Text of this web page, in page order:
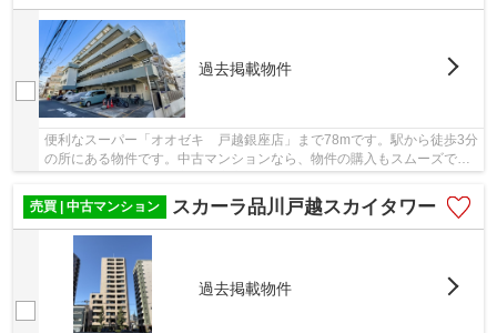
過去掲載物件
便利なスーパー「オオゼキ 戸越銀座店」まで78mです。駅から徒歩3分
の所にある物件です。中古マンションなら、物件の購入もスムーズで
売買 | 中古マンション
スカーラ品川戸越スカイタワー
過去掲載物件